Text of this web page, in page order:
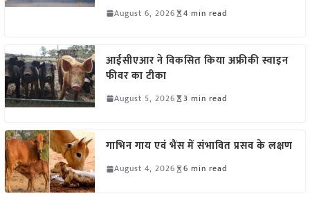
August 6, 2026 4 min read
आईसीएआर ने विकसित किया अफ्रीकी स्वाइन
फीवर का टीका
August 5, 2026 3 min read
गाभिन गाय एवं भैंस में संभावित प्रसव के लक्षण
August 4, 2026 6 min read